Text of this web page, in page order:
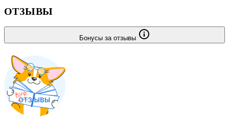
ОТЗЫВЫ
Бонусы за отзывы